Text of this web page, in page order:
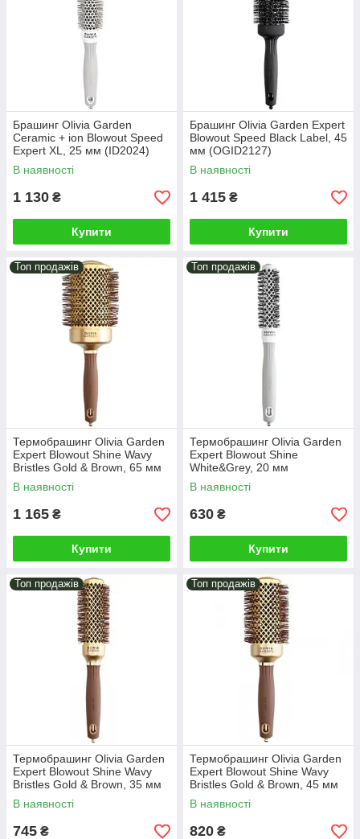
Брашинг Olivia Garden
Ceramic + ion Blowout Speed
Expert XL, 25 мм (ID2024)
В наявності
1 130 ₴
Купити
Брашинг Olivia Garden Expert
Blowout Speed Black Label, 45
мм (OGID2127)
В наявності
1 415 ₴
Купити
Топ продажів
Термобрашинг Olivia Garden
Expert Blowout Shine Wavy
Bristles Gold & Brown, 65 мм
(ID2052)
В наявності
1 165 ₴
Купити
Топ продажів
Термобрашинг Оlivia Garden
Expert Blowout Shine
White&Grey, 20 мм
(OGID2002)
В наявності
630 ₴
Купити
Топ продажів
Термобрашинг Olivia Garden
Expert Blowout Shine Wavy
Bristles Gold & Brown, 35 мм
(ID2049)
В наявності
745 ₴
Топ продажів
Термобрашинг Olivia Garden
Expert Blowout Shine Wavy
Bristles Gold & Brown, 45 мм
(ID2050)
В наявності
820 ₴